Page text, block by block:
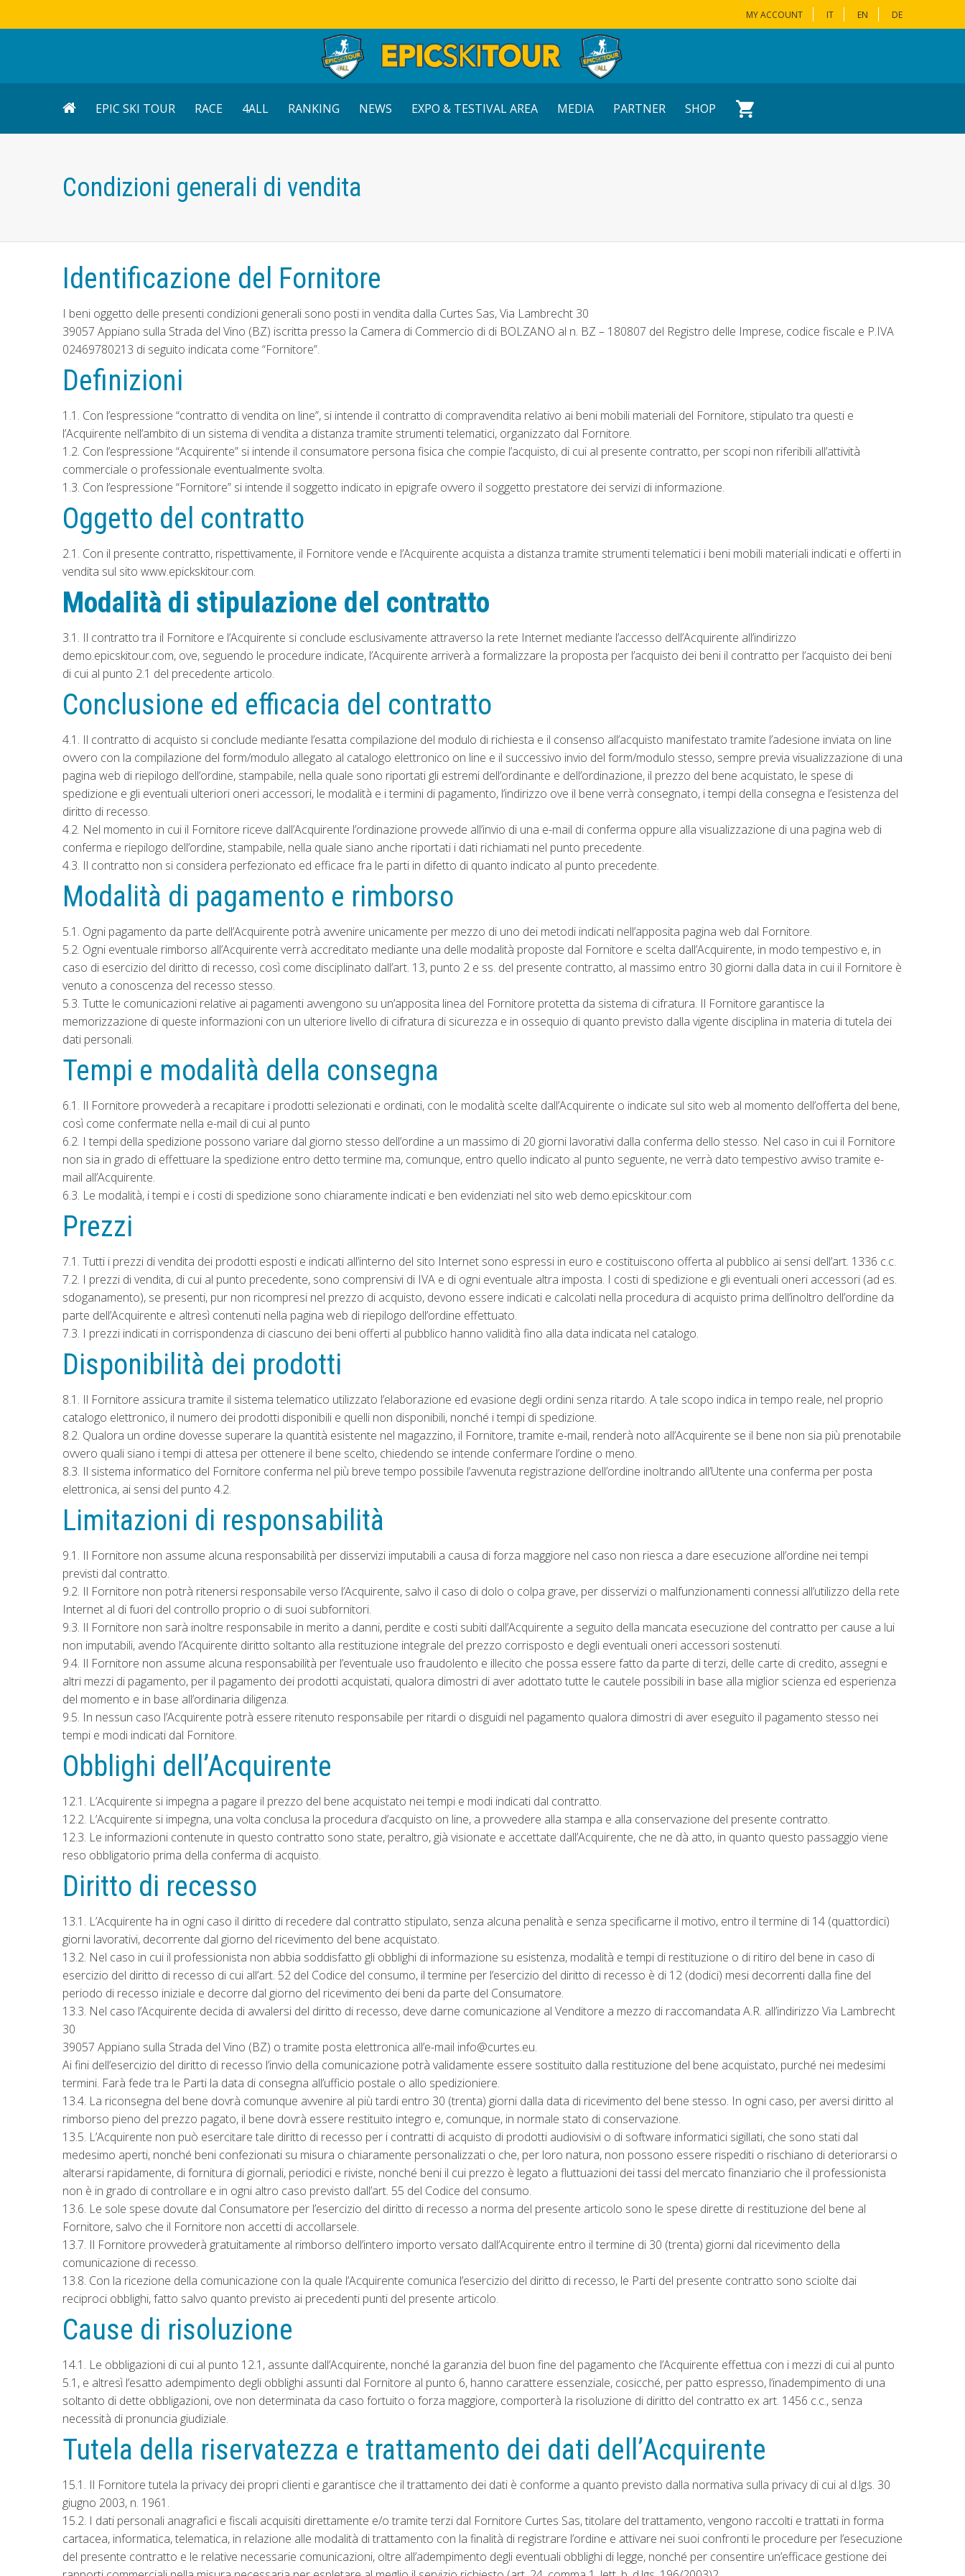
MY ACCOUNT IT EN DE
EPIC SKI TOUR RACE 4ALL RANKING NEWS EXPO & TESTIVAL AREA MEDIA PARTNER SHOP
Condizioni generali di vendita
Identificazione del Fornitore
I beni oggetto delle presenti condizioni generali sono posti in vendita dalla Curtes Sas, Via Lambrecht 30
39057 Appiano sulla Strada del Vino (BZ) iscritta presso la Camera di Commercio di di BOLZANO al n. BZ – 180807 del Registro delle Imprese, codice fiscale e P.IVA
02469780213 di seguito indicata come “Fornitore”.
Definizioni
1.1. Con l’espressione “contratto di vendita on line”, si intende il contratto di compravendita relativo ai beni mobili materiali del Fornitore, stipulato tra questi e
l’Acquirente nell’ambito di un sistema di vendita a distanza tramite strumenti telematici, organizzato dal Fornitore.
1.2. Con l’espressione “Acquirente” si intende il consumatore persona fisica che compie l’acquisto, di cui al presente contratto, per scopi non riferibili all’attività
commerciale o professionale eventualmente svolta.
1.3. Con l’espressione “Fornitore” si intende il soggetto indicato in epigrafe ovvero il soggetto prestatore dei servizi di informazione.
Oggetto del contratto
2.1. Con il presente contratto, rispettivamente, il Fornitore vende e l’Acquirente acquista a distanza tramite strumenti telematici i beni mobili materiali indicati e offerti in
vendita sul sito www.epickskitour.com.
Modalità di stipulazione del contratto
3.1. Il contratto tra il Fornitore e l’Acquirente si conclude esclusivamente attraverso la rete Internet mediante l’accesso dell’Acquirente all’indirizzo
demo.epicskitour.com, ove, seguendo le procedure indicate, l’Acquirente arriverà a formalizzare la proposta per l’acquisto dei beni il contratto per l’acquisto dei beni
di cui al punto 2.1 del precedente articolo.
Conclusione ed efficacia del contratto
4.1. Il contratto di acquisto si conclude mediante l’esatta compilazione del modulo di richiesta e il consenso all’acquisto manifestato tramite l’adesione inviata on line
ovvero con la compilazione del form/modulo allegato al catalogo elettronico on line e il successivo invio del form/modulo stesso, sempre previa visualizzazione di una
pagina web di riepilogo dell’ordine, stampabile, nella quale sono riportati gli estremi dell’ordinante e dell’ordinazione, il prezzo del bene acquistato, le spese di
spedizione e gli eventuali ulteriori oneri accessori, le modalità e i termini di pagamento, l’indirizzo ove il bene verrà consegnato, i tempi della consegna e l’esistenza del
diritto di recesso.
4.2. Nel momento in cui il Fornitore riceve dall’Acquirente l’ordinazione provvede all’invio di una e-mail di conferma oppure alla visualizzazione di una pagina web di
conferma e riepilogo dell’ordine, stampabile, nella quale siano anche riportati i dati richiamati nel punto precedente.
4.3. Il contratto non si considera perfezionato ed efficace fra le parti in difetto di quanto indicato al punto precedente.
Modalità di pagamento e rimborso
5.1. Ogni pagamento da parte dell’Acquirente potrà avvenire unicamente per mezzo di uno dei metodi indicati nell’apposita pagina web dal Fornitore.
5.2. Ogni eventuale rimborso all’Acquirente verrà accreditato mediante una delle modalità proposte dal Fornitore e scelta dall’Acquirente, in modo tempestivo e, in
caso di esercizio del diritto di recesso, così come disciplinato dall’art. 13, punto 2 e ss. del presente contratto, al massimo entro 30 giorni dalla data in cui il Fornitore è
venuto a conoscenza del recesso stesso.
5.3. Tutte le comunicazioni relative ai pagamenti avvengono su un’apposita linea del Fornitore protetta da sistema di cifratura. Il Fornitore garantisce la
memorizzazione di queste informazioni con un ulteriore livello di cifratura di sicurezza e in ossequio di quanto previsto dalla vigente disciplina in materia di tutela dei
dati personali.
Tempi e modalità della consegna
6.1. Il Fornitore provvederà a recapitare i prodotti selezionati e ordinati, con le modalità scelte dall’Acquirente o indicate sul sito web al momento dell’offerta del bene,
così come confermate nella e-mail di cui al punto
6.2. I tempi della spedizione possono variare dal giorno stesso dell’ordine a un massimo di 20 giorni lavorativi dalla conferma dello stesso. Nel caso in cui il Fornitore
non sia in grado di effettuare la spedizione entro detto termine ma, comunque, entro quello indicato al punto seguente, ne verrà dato tempestivo avviso tramite e-
mail all’Acquirente.
6.3. Le modalità, i tempi e i costi di spedizione sono chiaramente indicati e ben evidenziati nel sito web demo.epicskitour.com
Prezzi
7.1. Tutti i prezzi di vendita dei prodotti esposti e indicati all’interno del sito Internet sono espressi in euro e costituiscono offerta al pubblico ai sensi dell’art. 1336 c.c.
7.2. I prezzi di vendita, di cui al punto precedente, sono comprensivi di IVA e di ogni eventuale altra imposta. I costi di spedizione e gli eventuali oneri accessori (ad es.
sdoganamento), se presenti, pur non ricompresi nel prezzo di acquisto, devono essere indicati e calcolati nella procedura di acquisto prima dell’inoltro dell’ordine da
parte dell’Acquirente e altresì contenuti nella pagina web di riepilogo dell’ordine effettuato.
7.3. I prezzi indicati in corrispondenza di ciascuno dei beni offerti al pubblico hanno validità fino alla data indicata nel catalogo.
Disponibilità dei prodotti
8.1. Il Fornitore assicura tramite il sistema telematico utilizzato l’elaborazione ed evasione degli ordini senza ritardo. A tale scopo indica in tempo reale, nel proprio
catalogo elettronico, il numero dei prodotti disponibili e quelli non disponibili, nonché i tempi di spedizione.
8.2. Qualora un ordine dovesse superare la quantità esistente nel magazzino, il Fornitore, tramite e-mail, renderà noto all’Acquirente se il bene non sia più prenotabile
ovvero quali siano i tempi di attesa per ottenere il bene scelto, chiedendo se intende confermare l’ordine o meno.
8.3. Il sistema informatico del Fornitore conferma nel più breve tempo possibile l’avvenuta registrazione dell’ordine inoltrando all’Utente una conferma per posta
elettronica, ai sensi del punto 4.2.
Limitazioni di responsabilità
9.1. Il Fornitore non assume alcuna responsabilità per disservizi imputabili a causa di forza maggiore nel caso non riesca a dare esecuzione all’ordine nei tempi
previsti dal contratto.
9.2. Il Fornitore non potrà ritenersi responsabile verso l’Acquirente, salvo il caso di dolo o colpa grave, per disservizi o malfunzionamenti connessi all’utilizzo della rete
Internet al di fuori del controllo proprio o di suoi subfornitori.
9.3. Il Fornitore non sarà inoltre responsabile in merito a danni, perdite e costi subiti dall’Acquirente a seguito della mancata esecuzione del contratto per cause a lui
non imputabili, avendo l’Acquirente diritto soltanto alla restituzione integrale del prezzo corrisposto e degli eventuali oneri accessori sostenuti.
9.4. Il Fornitore non assume alcuna responsabilità per l’eventuale uso fraudolento e illecito che possa essere fatto da parte di terzi, delle carte di credito, assegni e
altri mezzi di pagamento, per il pagamento dei prodotti acquistati, qualora dimostri di aver adottato tutte le cautele possibili in base alla miglior scienza ed esperienza
del momento e in base all’ordinaria diligenza.
9.5. In nessun caso l’Acquirente potrà essere ritenuto responsabile per ritardi o disguidi nel pagamento qualora dimostri di aver eseguito il pagamento stesso nei
tempi e modi indicati dal Fornitore.
Obblighi dell’Acquirente
12.1. L’Acquirente si impegna a pagare il prezzo del bene acquistato nei tempi e modi indicati dal contratto.
12.2. L’Acquirente si impegna, una volta conclusa la procedura d’acquisto on line, a provvedere alla stampa e alla conservazione del presente contratto.
12.3. Le informazioni contenute in questo contratto sono state, peraltro, già visionate e accettate dall’Acquirente, che ne dà atto, in quanto questo passaggio viene
reso obbligatorio prima della conferma di acquisto.
Diritto di recesso
13.1. L’Acquirente ha in ogni caso il diritto di recedere dal contratto stipulato, senza alcuna penalità e senza specificarne il motivo, entro il termine di 14 (quattordici)
giorni lavorativi, decorrente dal giorno del ricevimento del bene acquistato.
13.2. Nel caso in cui il professionista non abbia soddisfatto gli obblighi di informazione su esistenza, modalità e tempi di restituzione o di ritiro del bene in caso di
esercizio del diritto di recesso di cui all’art. 52 del Codice del consumo, il termine per l’esercizio del diritto di recesso è di 12 (dodici) mesi decorrenti dalla fine del
periodo di recesso iniziale e decorre dal giorno del ricevimento dei beni da parte del Consumatore.
13.3. Nel caso l’Acquirente decida di avvalersi del diritto di recesso, deve darne comunicazione al Venditore a mezzo di raccomandata A.R. all’indirizzo Via Lambrecht
30
39057 Appiano sulla Strada del Vino (BZ) o tramite posta elettronica all’e-mail info@curtes.eu.
Ai fini dell’esercizio del diritto di recesso l’invio della comunicazione potrà validamente essere sostituito dalla restituzione del bene acquistato, purché nei medesimi
termini. Farà fede tra le Parti la data di consegna all’ufficio postale o allo spedizioniere.
13.4. La riconsegna del bene dovrà comunque avvenire al più tardi entro 30 (trenta) giorni dalla data di ricevimento del bene stesso. In ogni caso, per aversi diritto al
rimborso pieno del prezzo pagato, il bene dovrà essere restituito integro e, comunque, in normale stato di conservazione.
13.5. L’Acquirente non può esercitare tale diritto di recesso per i contratti di acquisto di prodotti audiovisivi o di software informatici sigillati, che sono stati dal
medesimo aperti, nonché beni confezionati su misura o chiaramente personalizzati o che, per loro natura, non possono essere rispediti o rischiano di deteriorarsi o
alterarsi rapidamente, di fornitura di giornali, periodici e riviste, nonché beni il cui prezzo è legato a fluttuazioni dei tassi del mercato finanziario che il professionista
non è in grado di controllare e in ogni altro caso previsto dall’art. 55 del Codice del consumo.
13.6. Le sole spese dovute dal Consumatore per l’esercizio del diritto di recesso a norma del presente articolo sono le spese dirette di restituzione del bene al
Fornitore, salvo che il Fornitore non accetti di accollarsele.
13.7. Il Fornitore provvederà gratuitamente al rimborso dell’intero importo versato dall’Acquirente entro il termine di 30 (trenta) giorni dal ricevimento della
comunicazione di recesso.
13.8. Con la ricezione della comunicazione con la quale l’Acquirente comunica l’esercizio del diritto di recesso, le Parti del presente contratto sono sciolte dai
reciproci obblighi, fatto salvo quanto previsto ai precedenti punti del presente articolo.
Cause di risoluzione
14.1. Le obbligazioni di cui al punto 12.1, assunte dall’Acquirente, nonché la garanzia del buon fine del pagamento che l’Acquirente effettua con i mezzi di cui al punto
5.1, e altresì l’esatto adempimento degli obblighi assunti dal Fornitore al punto 6, hanno carattere essenziale, cosicché, per patto espresso, l’inadempimento di una
soltanto di dette obbligazioni, ove non determinata da caso fortuito o forza maggiore, comporterà la risoluzione di diritto del contratto ex art. 1456 c.c., senza
necessità di pronuncia giudiziale.
Tutela della riservatezza e trattamento dei dati dell’Acquirente
15.1. Il Fornitore tutela la privacy dei propri clienti e garantisce che il trattamento dei dati è conforme a quanto previsto dalla normativa sulla privacy di cui al d.lgs. 30
giugno 2003, n. 1961.
15.2. I dati personali anagrafici e fiscali acquisiti direttamente e/o tramite terzi dal Fornitore Curtes Sas, titolare del trattamento, vengono raccolti e trattati in forma
cartacea, informatica, telematica, in relazione alle modalità di trattamento con la finalità di registrare l’ordine e attivare nei suoi confronti le procedure per l’esecuzione
del presente contratto e le relative necessarie comunicazioni, oltre all’adempimento degli eventuali obblighi di legge, nonché per consentire un’efficace gestione dei